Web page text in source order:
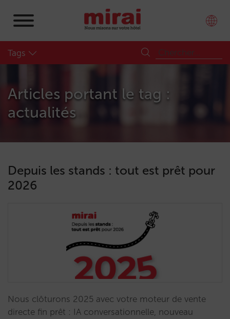
Tags
Articles portant le tag :
actualités
Depuis les stands : tout est prêt pour
2026
Nous clôturons 2025 avec votre moteur de vente
directe fin prêt : IA conversationnelle, nouveau